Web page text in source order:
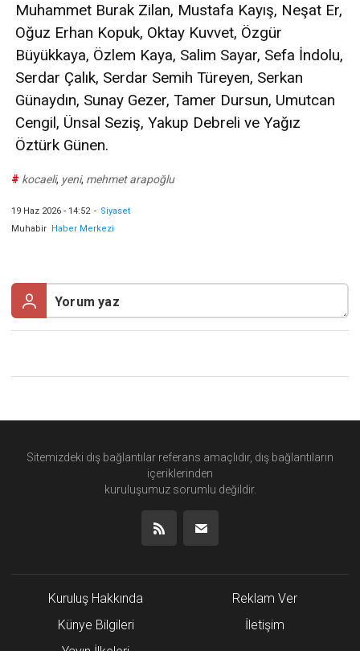
Muhammet Burak Zilan, Mustafa Kayış, Neşat Er,
Oğuz Erhan Kopuk, Oktay Kuvvet, Özgür
Büyükkaya, Özlem Kaya, Salim Sayar, Sefa İndolu,
Serdar Çalık, Serdar Semih Türeyen, Serkan
Günaydın, Sunay Gezer, Tamer Dursun, Umutcan
Cengil, Ünsal Seziş, Yakup Debreli ve Yağız
Öztürk Günen.
# kocaeli, yeni, mehmet arapoğlu
19 Haz 2026 - 14:52 - Siyaset
Muhabir
Haber Merkezi
Sitemizdeki dış bağlantılar referans amaçlıdır, dış bağlantıların
içeriklerinden
kuruluşumuz sorumlu değildir.
Kuruluş Hakkında
Künye Bilgileri
Reklam Ver
İletişim